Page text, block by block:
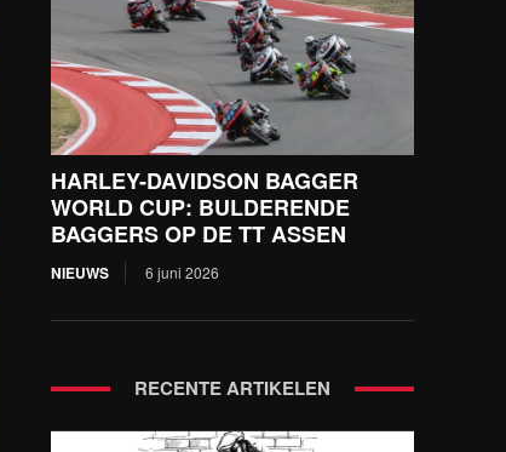
HARLEY-DAVIDSON BAGGER
WORLD CUP: BULDERENDE
BAGGERS OP DE TT ASSEN
NIEUWS 6 juni 2026
RECENTE ARTIKELEN